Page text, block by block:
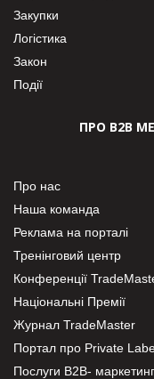
Закупки
Логістика
Закон
Події
ПРО В2В
Про нас
Наша команда
Реклама на порталі
Тренінговий центр
Конференції
Національні Премії
Журнал TradeMaster
Портал про Private
Послуги В2В-